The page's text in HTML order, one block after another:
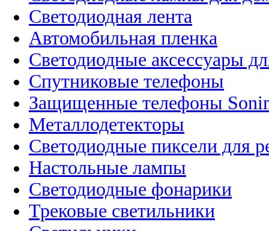
Светодиодная лента
Автомобильная пленка
Светодиодные аксессуары
Спутниковые телефоны
Защищенные телефоны
Металлодетекторы
Светодиодные пиксели для
Настольные лампы
Светодиодные фонарики
Трековые светильники